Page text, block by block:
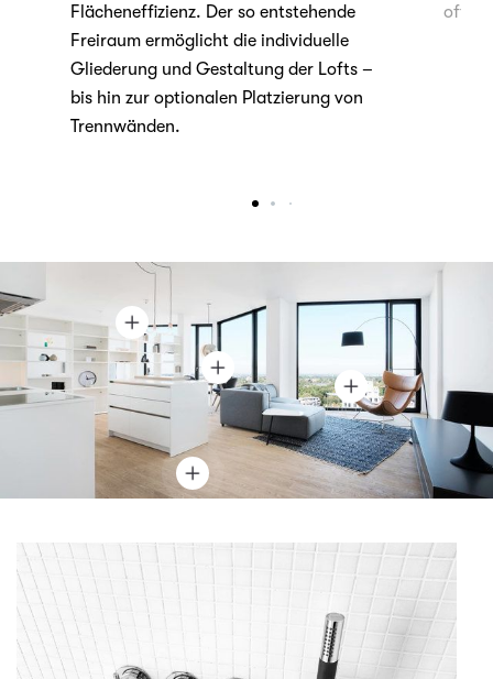
Flächeneffizienz. Der so entstehende
Freiraum ermöglicht die individuelle
Gliederung und Gestaltung der Lofts –
bis hin zur optionalen Platzierung von
Trennwänden.